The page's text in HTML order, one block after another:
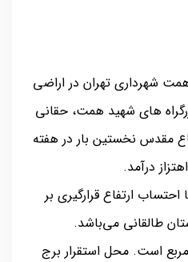
شهرداری تهران در اراضی
های شهید همت، حقانی
مقدس نخستین بار در هفته
پرچم 147/5 متر با احتساب ارتفاع قرارگیری بر
بوستان طالقانی می‌باشد.
پرچم 1008 متر مربع است. محل استقرار برج